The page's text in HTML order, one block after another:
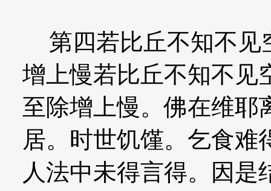
第四若比丘不知不见
增上慢若比丘不知不见
至除增上慢。佛在维耶
居。时世饥馑。乞食难
人法中未得言得。因